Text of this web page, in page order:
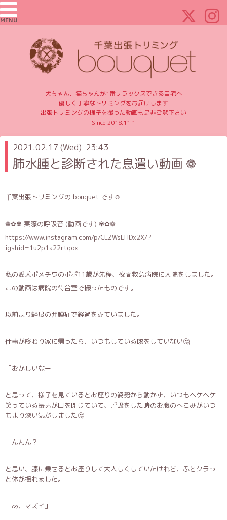
MENU
犬ちゃん、猫ちゃんが1番リラックスできる自宅へ
優しく丁寧なトリミングをお届けします
出張トリミングの様子を撮った動画も是非ご覧下さい
- Since 2018.11.1 -
2021.02.17 (Wed) 23:43
肺水腫と診断された息遣い動画 ❁
千葉出張トリミングの bouquet です☺️
❁✿✾ 実際の呼吸音 (動画です) ✾✿❁︎
https://www.instagram.com/p/CLZWsLHDx2X/?
igshid=1u2p1a22rtqox
私の愛犬ポメチワのポポ11歳が先程、夜間救急病院に入院をしました。
この動画は病院の待合室で撮ったものです。
以前より軽度の弁膜症で経過をみていました。
仕事が終わり家に帰ったら、いつもしている咳をしていない🤔
「おかしいなー」
と思って、様子を見ているとお座りの姿勢から動かず、いつもヘケヘケ
笑っている長男が口を閉じていて、呼吸をした時のお腹のへこみがいつ
もより深い気がしました🤔
「んんん？」
と思い、膝に乗せるとお座りして大人しくしていたけれど、ふとクラっ
と体が揺れました。
「あ、マズイ」